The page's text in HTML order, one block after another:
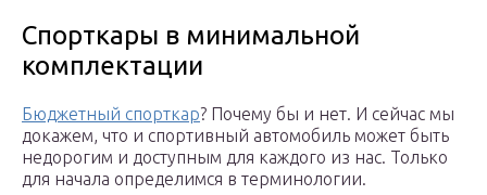
Спорткары в минимальной
комплектации
Бюджетный спорткар? Почему бы и нет. И сейчас мы
докажем, что и спортивный автомобиль может быть
недорогим и доступным для каждого из нас. Только
для начала определимся в терминологии.